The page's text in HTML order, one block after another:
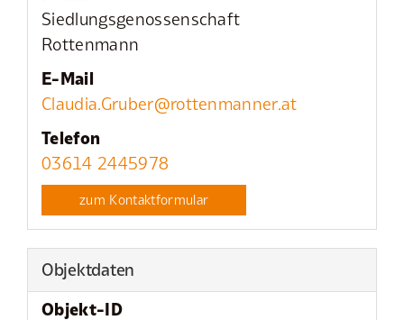
Siedlungsgenossenschaft
Rottenmann
E-Mail
Claudia.Gruber@rottenmanner.at
Telefon
03614 2445978
zum Kontaktformular
Objektdaten
Objekt-ID